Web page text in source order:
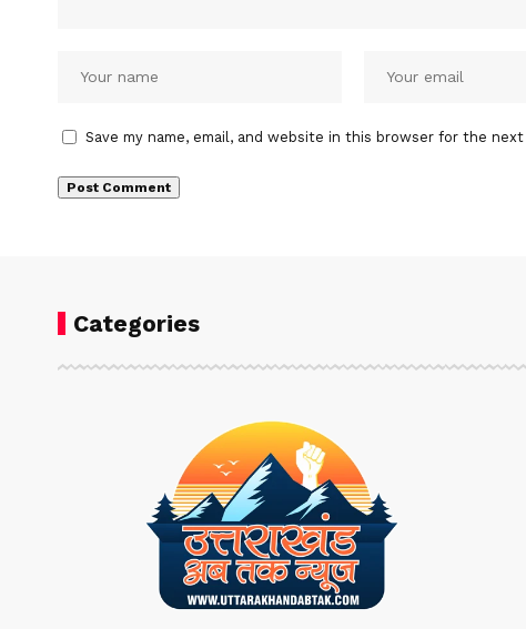
Save my name, email, and website in this browser for the
Categories